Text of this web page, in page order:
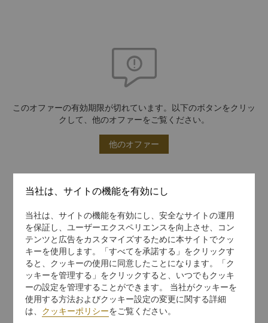
このオファーの有効期限が切れています。以下のボタンをクリッ
クして、他のオファーをご覧ください。
他のオファー
当社は、サイトの機能を有効にし
当社は、サイトの機能を有効にし、安全なサイトの運用
を保証し、ユーザーエクスペリエンスを向上させ、コン
テンツと広告をカスタマイズするために本サイトでクッ
キーを使用します。「すべてを承諾する」をクリックす
ると、クッキーの使用に同意したことになります。「ク
ッキーを管理する」をクリックすると、いつでもクッキ
ーの設定を管理することができます。 当社がクッキーを
使用する方法およびクッキー設定の変更に関する詳細
は、 クッキーポリシーをご覧ください。